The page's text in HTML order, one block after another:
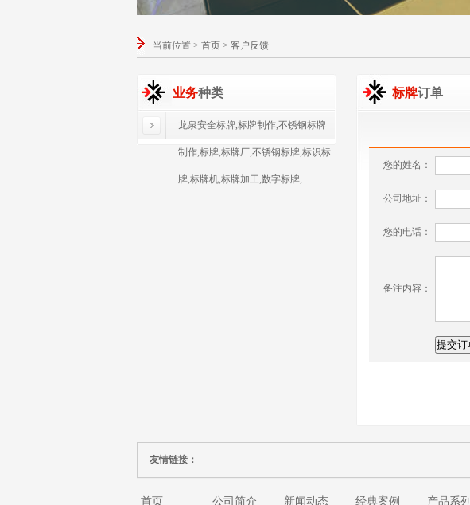
当前位置 > 首页 > 客户反馈
业务种类
龙泉安全标牌,标牌制作,不锈钢标牌
制作,标牌,标牌厂,不锈钢标牌,标识标
牌,标牌机,标牌加工,数字标牌,
标牌订单
您的姓名：
公司地址：
您的电话：
备注内容：
友情链接：
首页 公司简介 新闻动态 经典案例 产品系列